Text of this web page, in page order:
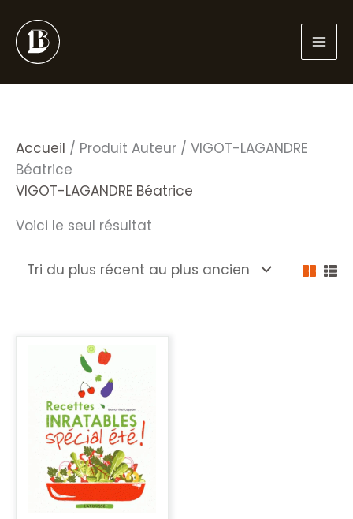
au
contenu
Accueil / Produit Auteur / VIGOT-LAGANDRE
Béatrice
VIGOT-LAGANDRE Béatrice
Voici le seul résultat